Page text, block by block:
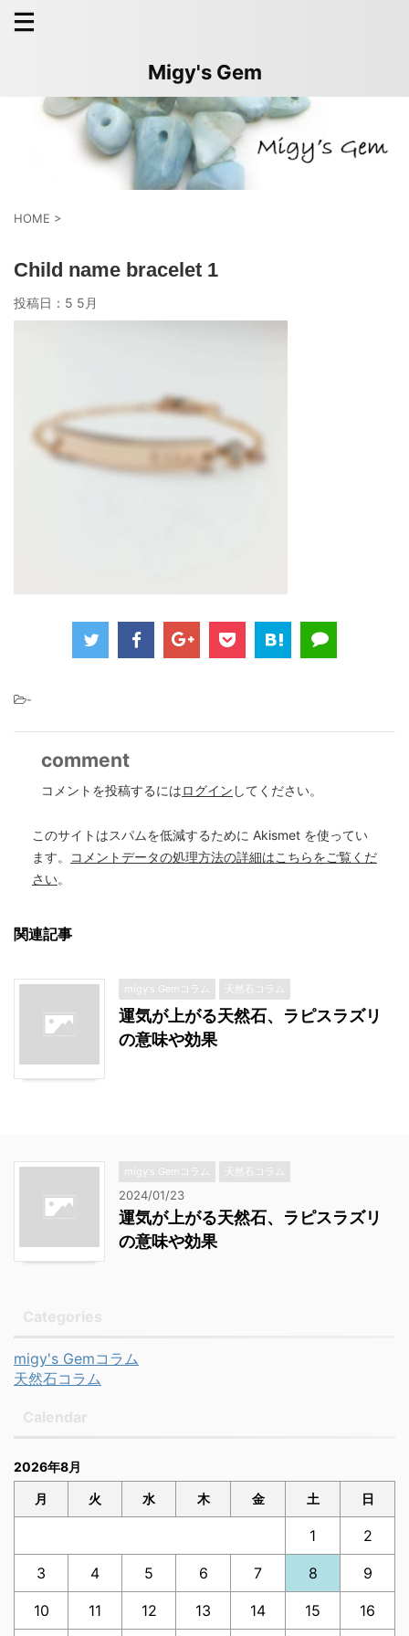
Migy's Gem
HOME >
Child name bracelet 1
投稿日： 5 5月
-
comment
コメントを投稿するにはログイン してください。
このサイトはスパムを低減するために Akismet を使ってい
ます。
コメントデータの処理方法の詳細はこちらをご覧くだ
さい。
関連記事
migy's Gemコラム 天然石コラム
運気が上がる天然石、ラピスラズリ
の意味や効果
migy's Gemコラム 天然石コラム
2024/01/23
運気が上がる天然石、ラピスラズリ
の意味や効果
migy's Gemコラム
天然石コラム
2026年8月
月 火 水 木 金 土 日
1 2
3 4 5 6 7 8 9
10 11 12 13 14 15 16